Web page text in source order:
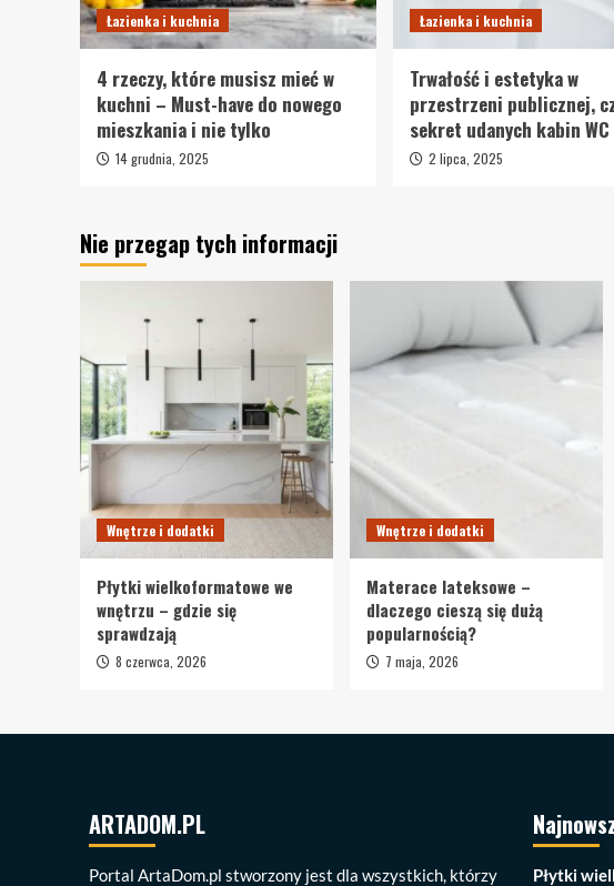
Łazienka i kuchnia
4 rzeczy, które musisz mieć w
kuchni – Must-have do nowego
mieszkania i nie tylko
14 grudnia, 2025
Łazienka i kuchnia
Trwałość i estetyka w
przestrzeni publicznej,
sekret udanych kabin WC
2 lipca, 2025
Nie przegap tych informacji
Wnętrze i dodatki
Płytki wielkoformatowe we
wnętrzu – gdzie się
sprawdzają
8 czerwca, 2026
Wnętrze i dodatki
Materace lateksowe –
dlaczego cieszą się dużą
popularnością?
7 maja, 2026
ARTADOM.PL
Portal ArtaDom.pl stworzony jest dla wszystkich, którzy Płytki